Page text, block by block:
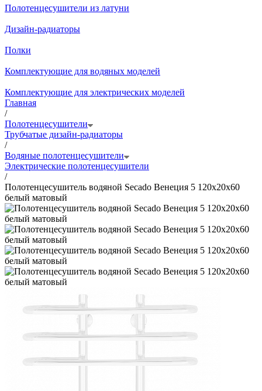
Полотенцесушители из латуни
Дизайн-радиаторы
Полки
Комплектующие для водяных моделей
Комплектующие для электрических моделей
Главная
/
Полотенцесушители
Трубчатые дизайн-радиаторы
/
Водяные полотенцесушители
Электрические полотенцесушители
/
Полотенцесушитель водяной Secado Венеция 5 120x20x60
белый матовый